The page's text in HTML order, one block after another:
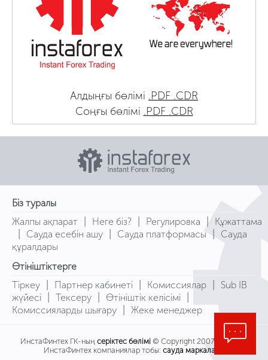
Алдыңғы бөлімі .PDF .CDR
Соңғы бөлімі .PDF .CDR
Біз туралы
Жалпы ақпарат
Неге біз? Регулировка Құжаттама
Сауда есебін ашу Сауда платформасы
Сауда
құралдары
Өтініштіктерге
Тіркеу
Партнер кабинеті Комиссиялар
Sub IB
жүйесі
Тексеру Өтініштік келісімі
Комиссияларды шығару Жеке менеджер
ИнстаФинтех ГК-ның серіктес бөлімі © Copyright 2007-2026
ИнстаФинтех компаниялар тобы: сауда маркалары